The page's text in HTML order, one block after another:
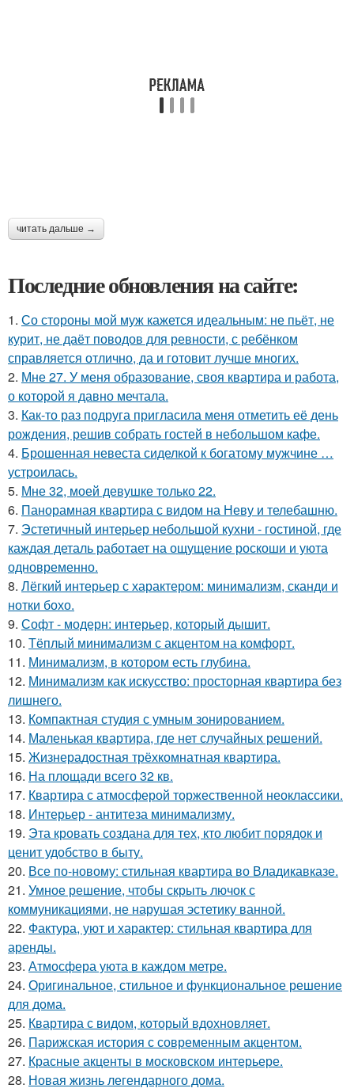
читать дальше →
Последние обновления на сайте:
1. Со стороны мой муж кажется идеальным: не пьёт, не
курит, не даёт поводов для ревности, с ребёнком
справляется отлично, да и готовит лучше многих.
2. Мне 27. У меня образование, своя квартира и работа,
о которой я давно мечтала.
3. Как-то раз подруга пригласила меня отметить её день
рождения, решив собрать гостей в небольшом кафе.
4. Брошенная невеста сиделкой к богатому мужчине …
устроилась.
5. Мне 32, моей девушке только 22.
6. Панорамная квартира с видом на Неву и телебашню.
7. Эстетичный интерьер небольшой кухни - гостиной, где
каждая деталь работает на ощущение роскоши и уюта
одновременно.
8. Лёгкий интерьер с характером: минимализм, сканди и
нотки бохо.
9. Софт - модерн: интерьер, который дышит.
10. Тёплый минимализм с акцентом на комфорт.
11. Минимализм, в котором есть глубина.
12. Минимализм как искусство: просторная квартира без
лишнего.
13. Компактная студия с умным зонированием.
14. Маленькая квартира, где нет случайных решений.
15. Жизнерадостная трёхкомнатная квартира.
16. На площади всего 32 кв.
17. Квартира с атмосферой торжественной неоклассики.
18. Интерьер - антитеза минимализму.
19. Эта кровать создана для тех, кто любит порядок и
ценит удобство в быту.
20. Все по-новому: стильная квартира во Владикавказе.
21. Умное решение, чтобы скрыть лючок с
коммуникациями, не нарушая эстетику ванной.
22. Фактура, уют и характер: стильная квартира для
аренды.
23. Атмосфера уюта в каждом метре.
24. Оригинальное, стильное и функциональное решение
для дома.
25. Квартира с видом, который вдохновляет.
26. Парижская история с современным акцентом.
27. Красные акценты в московском интерьере.
28. Новая жизнь легендарного дома.